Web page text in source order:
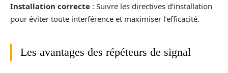
Installation correcte : Suivre les directives d’installation
pour éviter toute interférence et maximiser l’efficacité.
Les avantages des répéteurs de signal